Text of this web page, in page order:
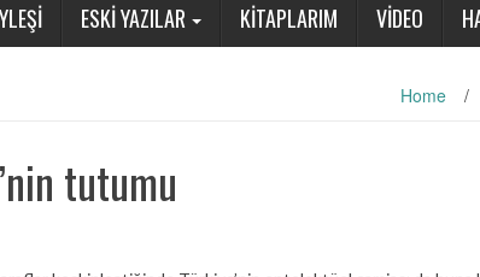
ESKİ YAZILAR KİTAPLARIM VİDEO
Home /
tutumu